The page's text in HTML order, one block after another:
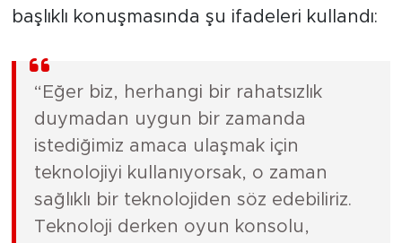
başlıklı konuşmasında şu ifadeleri kullandı:
“Eğer biz, herhangi bir rahatsızlık
duymadan uygun bir zamanda
istediğimiz amaca ulaşmak için
teknolojiyi kullanıyorsak, o zaman
sağlıklı bir teknolojiden söz edebiliriz.
Teknoloji derken oyun konsolu,